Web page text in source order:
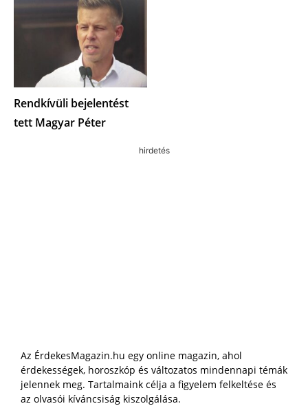
Rendkívüli bejelentést
tett Magyar Péter
hirdetés
Az ÉrdekesMagazin.hu egy online magazin, ahol
érdekességek, horoszkóp és változatos mindennapi témák
jelennek meg. Tartalmaink célja a figyelem felkeltése és
az olvasói kíváncsiság kiszolgálása.